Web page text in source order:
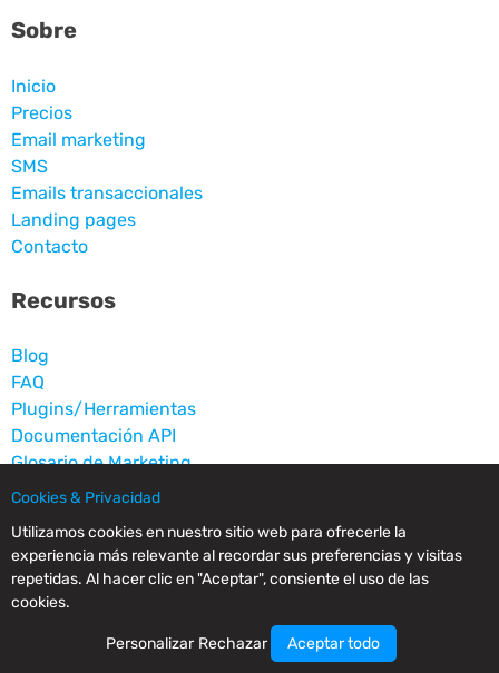
Sobre
Inicio
Precios
Email marketing
SMS
Emails transaccionales
Landing pages
Contacto
Recursos
Blog
FAQ
Plugins/Herramientas
Documentación API
Glosario de Marketing
Casos de éxito
Legal
Aviso legal
Política de abusos y anti-SPAM
Cookies & Privacidad
Utilizamos cookies en nuestro sitio web para ofrecerle la
experiencia más relevante al recordar sus preferencias y visitas
repetidas. Al hacer clic en "Aceptar", consiente el uso de las
cookies.
Personalizar Rechazar Aceptar todo